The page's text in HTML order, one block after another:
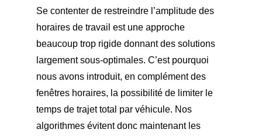
Se contenter de restreindre l’amplitude des
horaires de travail est une approche
beaucoup trop rigide donnant des solutions
largement sous-optimales. C’est pourquoi
nous avons introduit, en complément des
fenêtres horaires, la possibilité de limiter le
temps de trajet total par véhicule. Nos
algorithmes évitent donc maintenant les